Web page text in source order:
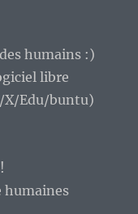
humains :)
libre
X/Edu/buntu)
humaines